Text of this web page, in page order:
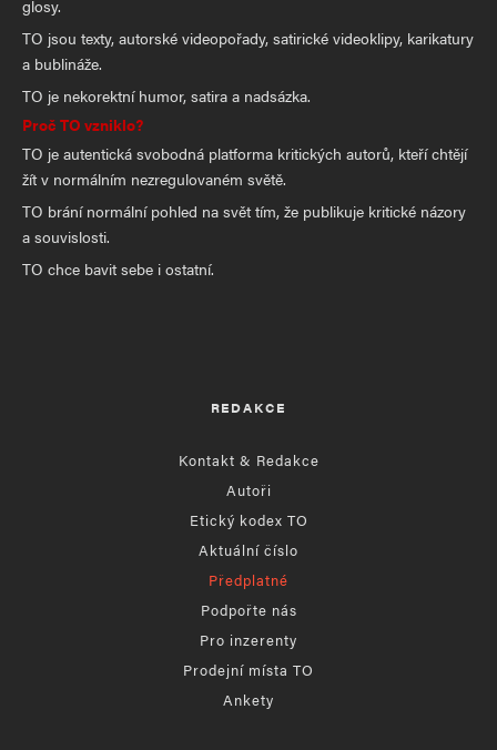
glosy.
TO jsou texty, autorské videopořady, satirické videoklipy, karikatury
a bublináže.
TO je nekorektní humor, satira a nadsázka.
Proč TO vzniklo?
TO je autentická svobodná platforma kritických autorů, kteří chtějí
žít v normálním nezregulovaném světě.
TO brání normální pohled na svět tím, že publikuje kritické názory
a souvislosti.
TO chce bavit sebe i ostatní.
REDAKCE
Kontakt & Redakce
Autoři
Etický kodex TO
Aktuální číslo
Předplatné
Podpořte nás
Pro inzerenty
Prodejní místa TO
Ankety